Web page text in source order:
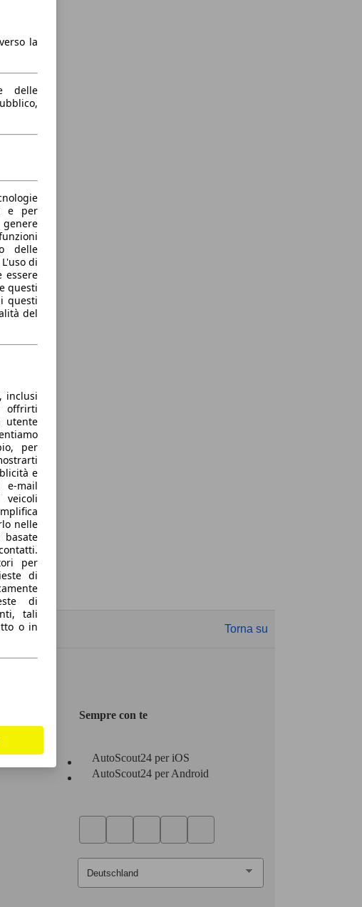
Torna su
Sempre con te
AutoScout24 per iOS
AutoScout24 per Android
la
delle
e per
delle
di
essere
questi
questi
del
inclusi
offrirti
utente
per
e
e-mail
veicoli
nelle
basate
per
di
di
tali
o in